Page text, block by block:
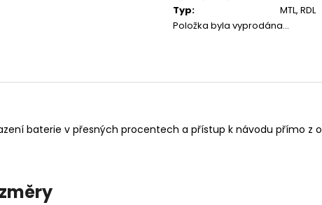
Typ:
MTL, RDL
Položka byla vyprodána…
baterie v přesných procentech a přístup k návodu přímo